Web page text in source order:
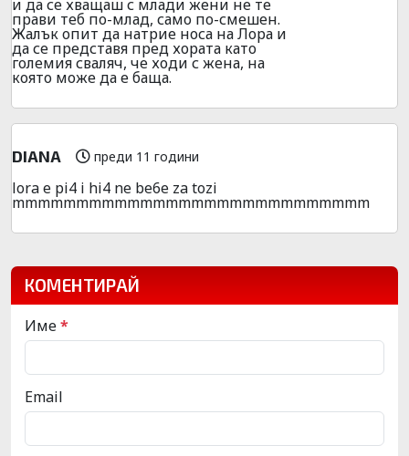
и да се хващаш с млади жени не те
прави теб по-млад, само по-смешен.
Жалък опит да натрие носа на Лора и
да се представя пред хората като
големия сваляч, че ходи с жена, на
която може да е баща.
DIANA преди 11 години
lora e pi4 i hi4 ne be6e za tozi
mmmmmmmmmmmmmmmmmmmmmmmmmmmm
КОМЕНТИРАЙ
Име*
Email